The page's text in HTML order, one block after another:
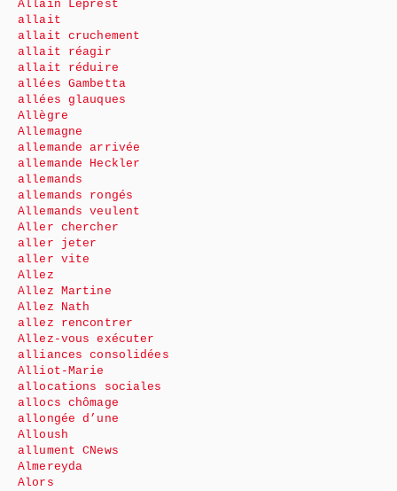
Allain Leprest
allait
allait cruchement
allait réagir
allait réduire
allées Gambetta
allées glauques
Allègre
Allemagne
allemande arrivée
allemande Heckler
allemands
allemands rongés
Allemands veulent
Aller chercher
aller jeter
aller vite
Allez
Allez Martine
Allez Nath
allez rencontrer
Allez-vous exécuter
alliances consolidées
Alliot-Marie
allocations sociales
allocs chômage
allongée d’une
Alloush
allument CNews
Almereyda
Alors